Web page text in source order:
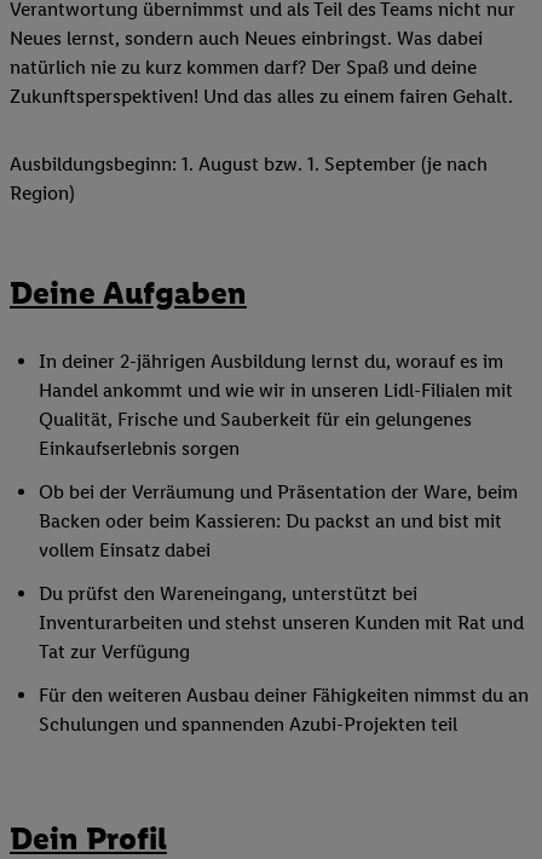
Verantwortung übernimmst und als Teil des Teams nicht nur
Neues lernst, sondern auch Neues einbringst. Was dabei
natürlich nie zu kurz kommen darf? Der Spaß und deine
Zukunftsperspektiven! Und das alles zu einem fairen Gehalt.
Ausbildungsbeginn: 1. August bzw. 1. September (je nach
Region)
Deine Aufgaben
In deiner 2-jährigen Ausbildung lernst du, worauf es im
Handel ankommt und wie wir in unseren Lidl-Filialen mit
Qualität, Frische und Sauberkeit für ein gelungenes
Einkaufserlebnis sorgen
Ob bei der Verräumung und Präsentation der Ware, beim
Backen oder beim Kassieren: Du packst an und bist mit
vollem Einsatz dabei
Du prüfst den Wareneingang, unterstützt bei
Inventurarbeiten und stehst unseren Kunden mit Rat und
Tat zur Verfügung
Für den weiteren Ausbau deiner Fähigkeiten nimmst du an
Schulungen und spannenden Azubi-Projekten teil
Dein Profil